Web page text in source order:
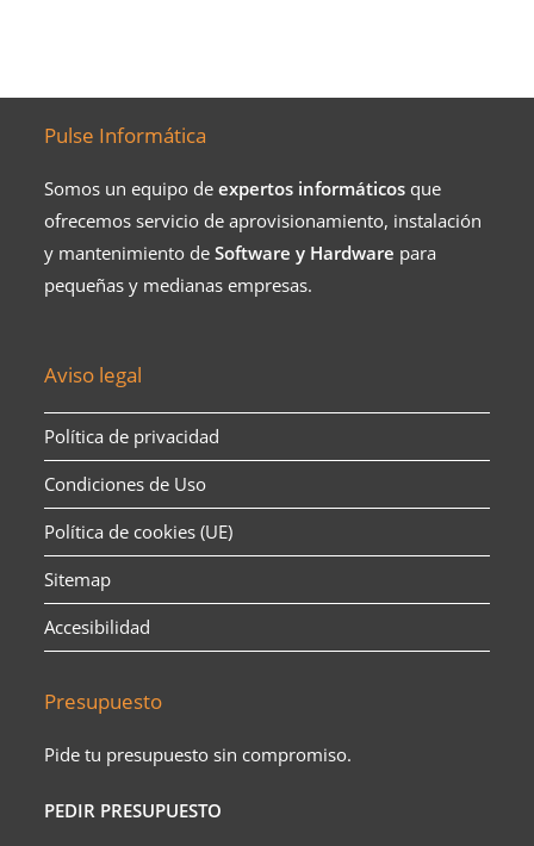
Pulse Informática
Somos un equipo de expertos informáticos que
ofrecemos servicio de aprovisionamiento, instalación
y mantenimiento deSoftware y Hardware para
pequeñas y medianas empresas.​
Aviso legal
Política de privacidad
Condiciones de Uso
Política de cookies (UE)
Sitemap
Accesibilidad
Presupuesto
Pide tu presupuesto sin compromiso.
PEDIR PRESUPUESTO